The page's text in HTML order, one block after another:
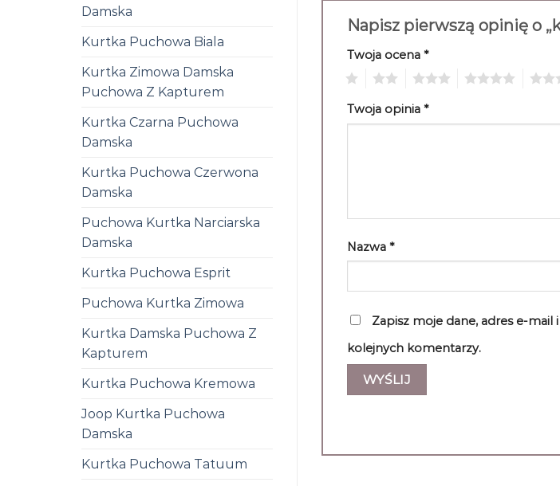
Damska
Kurtka Puchowa Biala
Kurtka Zimowa Damska
Puchowa Z Kapturem
Kurtka Czarna Puchowa
Damska
Kurtka Puchowa Czerwona
Damska
Puchowa Kurtka Narciarska
Damska
Kurtka Puchowa Esprit
Puchowa Kurtka Zimowa
Kurtka Damska Puchowa Z
Kapturem
Kurtka Puchowa Kremowa
Joop Kurtka Puchowa
Damska
Kurtka Puchowa Tatuum
Napisz pierwszą opinię o
Twoja ocena *
Twoja opinia *
Nazwa *
Zapisz moje dane, adres e-
kolejnych komentarzy.